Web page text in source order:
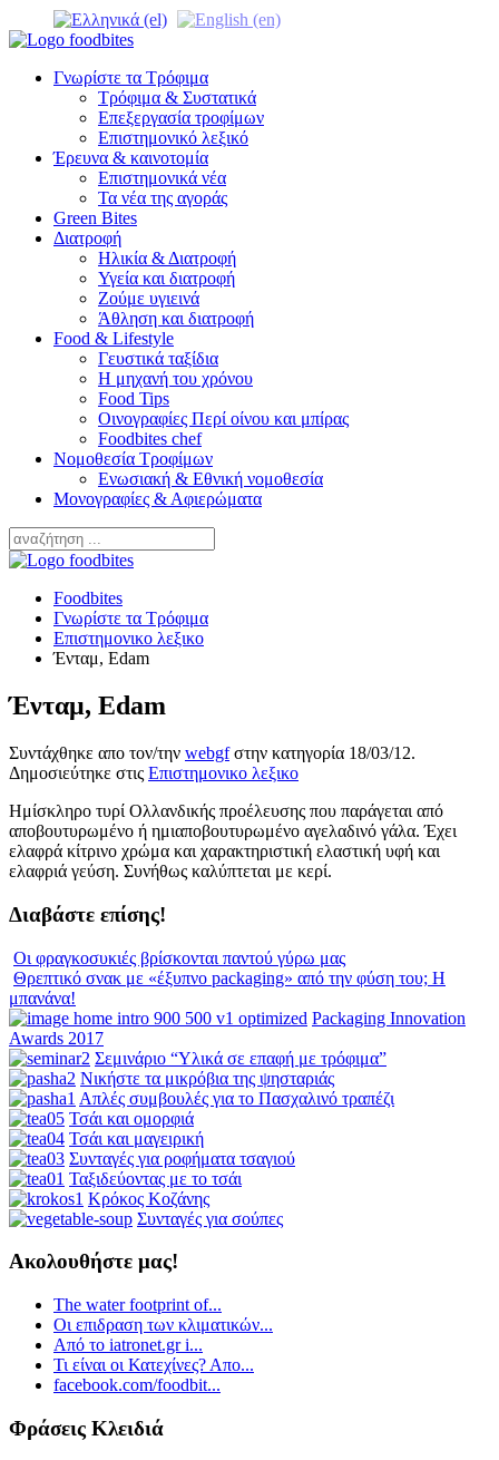
Γνωρίστε τα Τρόφιμα
Τρόφιμα & Συστατικά
Επεξεργασία τροφίμων
Επιστημονικό λεξικό
Έρευνα & καινοτομία
Επιστημονικά νέα
Τα νέα της αγοράς
Green Bites
Διατροφή
Ηλικία & Διατροφή
Υγεία και διατροφή
Ζούμε υγιεινά
Άθληση και διατροφή
Food & Lifestyle
Γευστικά ταξίδια
Η μηχανή του χρόνου
Food Tips
Οινογραφίες Περί οίνου και μπίρας
Foodbites chef
Νομοθεσία Τροφίμων
Ενωσιακή & Εθνική νομοθεσία
Μονογραφίες & Αφιερώματα
Foodbites
Γνωρίστε τα Τρόφιμα
Επιστημονικο λεξικο
Ένταμ, Edam
Ένταμ, Edam
Συντάχθηκε απο τον/την webgfστην κατηγορία 18/03/12.
Δημοσιεύτηκε στις Επιστημονικο λεξικο
Ημίσκληρο τυρί Ολλανδικής προέλευσης που παράγεται από
αποβουτυρωμένο ή ημιαποβουτυρωμένο αγελαδινό γάλα. Έχει
ελαφρά κίτρινο χρώμα και χαρακτηριστική ελαστική υφή και
ελαφριά γεύση. Συνήθως καλύπτεται με κερί.
Διαβάστε επίσης!
Οι φραγκοσυκιές βρίσκονται παντού γύρω μας
Θρεπτικό σνακ με «έξυπνο packaging» από την φύση του; Η
μπανάνα!
Packaging Innovation
Awards 2017
Σεμινάριο “Υλικά σε επαφή με τρόφιμα”
Νικήστε τα μικρόβια της ψησταριάς
Απλές συμβουλές για το Πασχαλινό τραπέζι
Τσάι και ομορφιά
Τσάι και μαγειρική
Συνταγές για ροφήματα τσαγιού
Ταξιδεύοντας με το τσάι
Κρόκος Κοζάνης
Συνταγές για σούπες
Ακολουθήστε μας!
The water footprint of...
Οι επιδραση των κλιματικών...
Από το iatronet.gr i...
Τι είναι οι Κατεχίνες? Απο...
facebook.com/foodbit...
Φράσεις Κλειδιά